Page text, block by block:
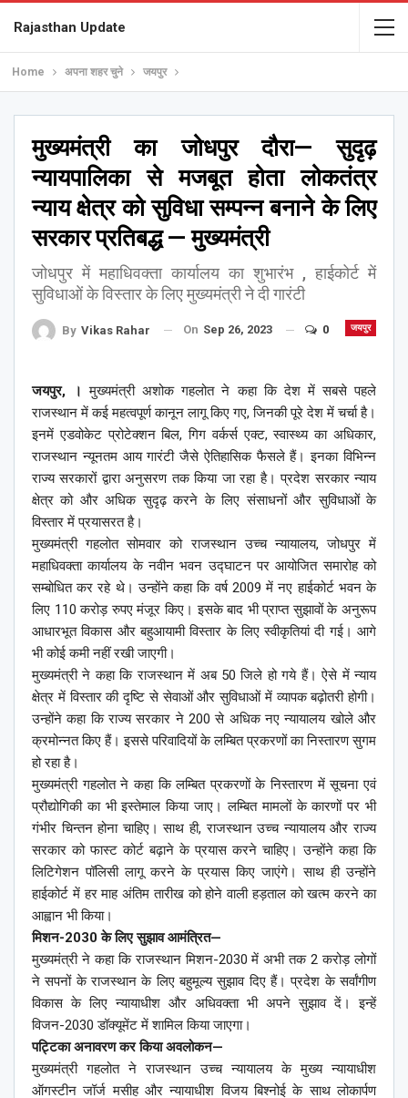
Rajasthan Update
Home अपना शहर चुने जयपुर
मुख्यमंत्री का जोधपुर दौरा— सुदृढ़
न्यायपालिका से मजबूत होता लोकतंत्र
न्याय क्षेत्र को सुविधा सम्पन्न बनाने के लिए
सरकार प्रतिबद्ध — मुख्यमंत्री
जोधपुर में महाधिवक्ता कार्यालय का शुभारंभ , हाईकोर्ट में
सुविधाओं के विस्तार के लिए मुख्यमंत्री ने दी गारंटी
जयपुर
By Vikas Rahar On Sep 26, 2023 0
जयपुर, । मुख्यमंत्री अशोक गहलोत ने कहा कि देश में सबसे पहले
राजस्थान में कई महत्वपूर्ण कानून लागू किए गए, जिनकी पूरे देश में चर्चा है।
इनमें एडवोकेट प्रोटेक्शन बिल, गिग वर्कर्स एक्ट, स्वास्थ्य का अधिकार,
राजस्थान न्यूनतम आय गारंटी जैसे ऐतिहासिक फैसले हैं। इनका विभिन्न
राज्य सरकारों द्वारा अनुसरण तक किया जा रहा है। प्रदेश सरकार न्याय
क्षेत्र को और अधिक सुदृढ़ करने के लिए संसाधनों और सुविधाओं के
विस्तार में प्रयासरत है।
मुख्यमंत्री गहलोत सोमवार को राजस्थान उच्च न्यायालय, जोधपुर में
महाधिवक्ता कार्यालय के नवीन भवन उद्घाटन पर आयोजित समारोह को
सम्बोधित कर रहे थे। उन्होंने कहा कि वर्ष 2009 में नए हाईकोर्ट भवन के
लिए 110 करोड़ रुपए मंजूर किए। इसके बाद भी प्राप्त सुझावों के अनुरूप
आधारभूत विकास और बहुआयामी विस्तार के लिए स्वीकृतियां दी गई। आगे
भी कोई कमी नहीं रखी जाएगी।
मुख्यमंत्री ने कहा कि राजस्थान में अब 50 जिले हो गये हैं। ऐसे में न्याय
क्षेत्र में विस्तार की दृष्टि से सेवाओं और सुविधाओं में व्यापक बढ़ोतरी होगी।
उन्होंने कहा कि राज्य सरकार ने 200 से अधिक नए न्यायालय खोले और
क्रमोन्नत किए हैं। इससे परिवादियों के लम्बित प्रकरणों का निस्तारण सुगम
हो रहा है।
मुख्यमंत्री गहलोत ने कहा कि लम्बित प्रकरणों के निस्तारण में सूचना एवं
प्रौद्योगिकी का भी इस्तेमाल किया जाए। लम्बित मामलों के कारणों पर भी
गंभीर चिन्तन होना चाहिए। साथ ही, राजस्थान उच्च न्यायालय और राज्य
सरकार को फास्ट कोर्ट बढ़ाने के प्रयास करने चाहिए। उन्होंने कहा कि
लिटिगेशन पॉलिसी लागू करने के प्रयास किए जाएंगे। साथ ही उन्होंने
हाईकोर्ट में हर माह अंतिम तारीख को होने वाली हड़ताल को खत्म करने का
आह्वान भी किया।
मिशन-2030 के लिए सुझाव आमंत्रित—
मुख्यमंत्री ने कहा कि राजस्थान मिशन-2030 में अभी तक 2 करोड़ लोगों
ने सपनों के राजस्थान के लिए बहुमूल्य सुझाव दिए हैं। प्रदेश के सर्वांगीण
विकास के लिए न्यायाधीश और अधिवक्ता भी अपने सुझाव दें। इन्हें
विजन-2030 डॉक्यूमेंट में शामिल किया जाएगा।
पट्टिका अनावरण कर किया अवलोकन—
मुख्यमंत्री गहलोत ने राजस्थान उच्च न्यायालय के मुख्य न्यायाधीश
ऑगस्टीन जॉर्ज मसीह और न्यायाधीश विजय बिश्नोई के साथ लोकार्पण